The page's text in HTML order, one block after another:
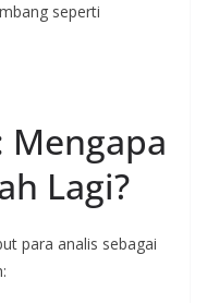
seperti
Mengapa
Lagi?
para analis sebagai